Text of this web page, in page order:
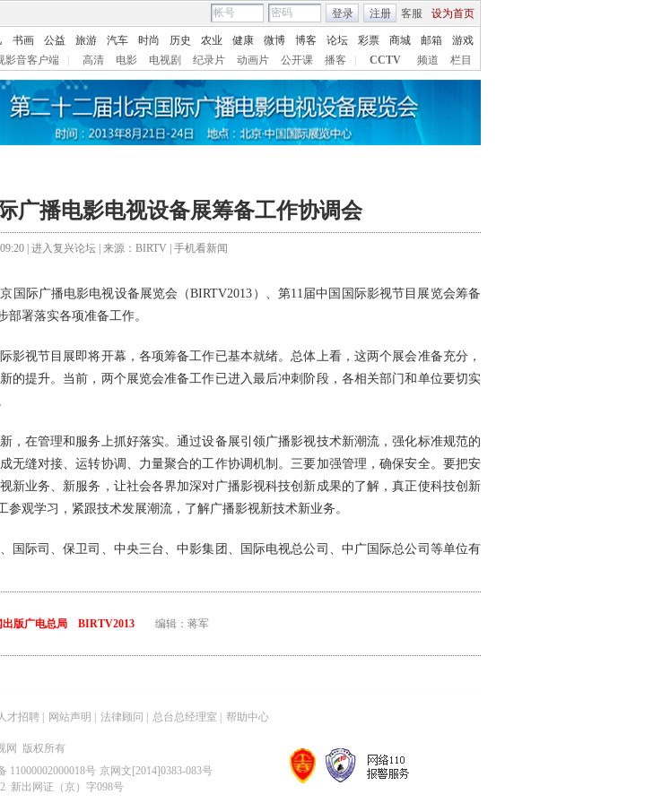
客服 设为首页
登录 注册
书画 公益 旅游 汽车 时尚 历史 农业 健康 微博 博客 论坛 彩票 商城 邮箱
游戏
影音客户端 高清 电影 电视剧 纪录片 动画片 公开课 播客 CCTV 频道 栏目
广播电影电视设备展筹备工作协调会
| 进入复兴论坛| 来源：BIRTV | 手机看新闻
际广播电影电视设备展览会（BIRTV2013）、第11届中国国际影视节目展览会筹备
署落实各项准备工作。
视节目展即将开幕，各项筹备工作已基本就绪。总体上看，这两个展会准备充分，
的提升。当前，两个展览会准备工作已进入最后冲刺阶段，各相关部门和单位要切实
在管理和服务上抓好落实。通过设备展引领广播影视技术新潮流，强化标准规范的
无缝对接、运转协调、力量聚合的工作协调机制。三要加强管理，确保安全。要把安
新业务、新服务，让社会各界加深对广播影视科技创新成果的了解，真正使科技创新
观学习，紧跟技术发展潮流，了解广播影视新技术新业务。
际司、保卫司、中央三台、中影集团、国际电视总公司、中广国际总公司等单位有
版广电总局 BIRTV2013 编辑：蒋军
才招聘 网站声明 法律顾问 总台总经理室 帮助中心
网 版权所有
11000002000018号 京网文[2014]0383-083号
新出网证（京）字098号